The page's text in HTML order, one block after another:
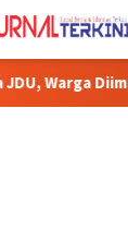
Tampung Air